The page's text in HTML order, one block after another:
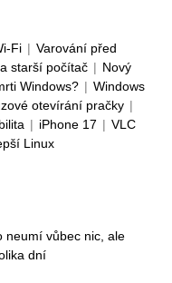
Fi | Varování před
starší počítač | Nový
Windows? | Windows
otevírání pračky |
| iPhone 17 | VLC
Linux
neumí vůbec nic, ale
dní